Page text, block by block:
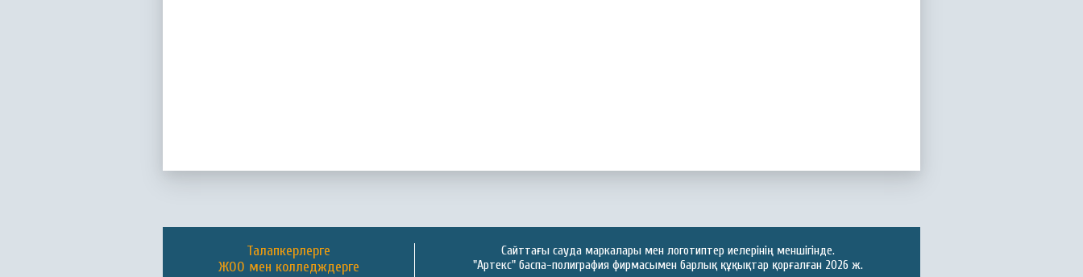
Талапкерлерге
ЖОО мен колледждерге
Сайттағы сауда маркалары мен логотиптер иелерінің меншігінде.
"Артекс" баспа-полиграфия фирмасымен барлық құқықтар қорғалған 2026 ж.